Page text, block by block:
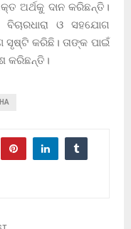
ଅର୍ଥକୁ ଦାନ କରିଛନ୍ତି।
ଓ ସହଯୋଗ
କରିଛି। ତାଙ୍କ ପାଇଁ
କରିଛନ୍ତି।